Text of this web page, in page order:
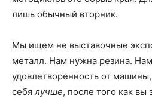
лишь обычный вторник.
Мы ищем не выставочные
металл. Нам нужна резина.
удовлетворенность от машины,
себя лучше, после того как вы